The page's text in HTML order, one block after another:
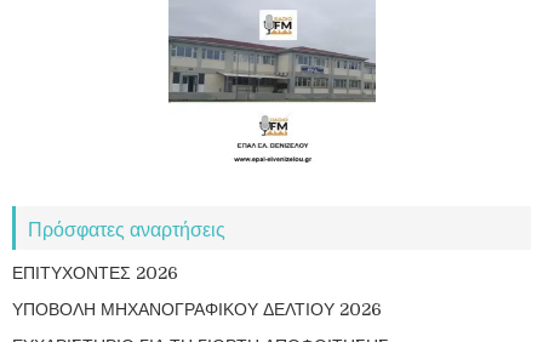
Πρόσφατες αναρτήσεις
ΕΠΙΤΥΧΟΝΤΕΣ 2026
ΥΠΟΒΟΛΗ ΜΗΧΑΝΟΓΡΑΦΙΚΟΥ ΔΕΛΤΙΟΥ 2026